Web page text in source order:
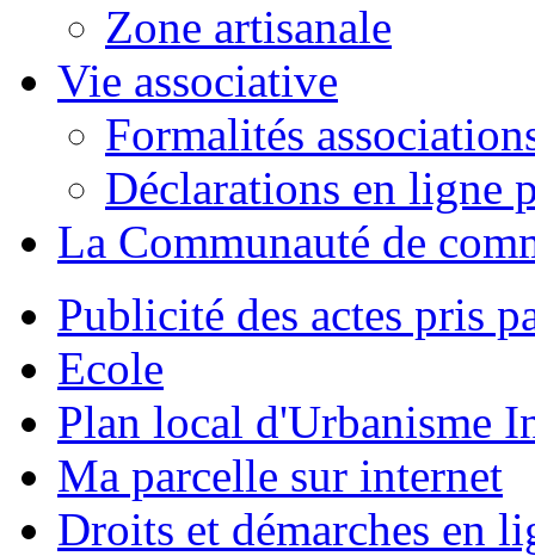
Zone artisanale
Vie associative
Formalités
Déclarations en ligne
La Communauté de
Publicité des actes pris
Ecole
Plan local d'Urbanisme
Ma parcelle sur internet
Droits et démarches en